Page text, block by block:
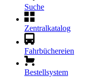
Suche
Zentralkatalog
Fahrbüchereien
Bestellsystem